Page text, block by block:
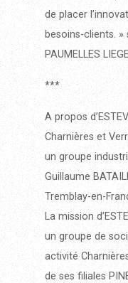
de placer
besoins-clients.
PAUMELLES
***
A propos
Charnières et
un groupe
Guillaume
Tremblay-en-
La mission
un groupe de
activité
de ses filiales